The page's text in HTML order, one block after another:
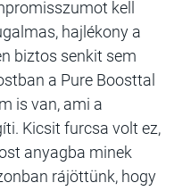
kell
hajlékony a
biztos senkit sem
a Pure Boosttal
is van, ami a
Kicsit furcsa volt ez,
anyagba minek
rájöttünk, hogy